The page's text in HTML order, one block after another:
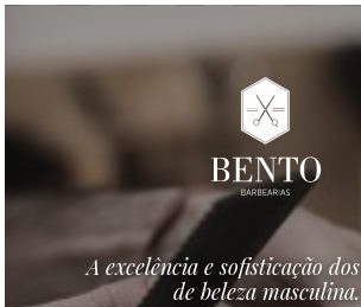
A excelência e sofisticação
de beleza masculina.